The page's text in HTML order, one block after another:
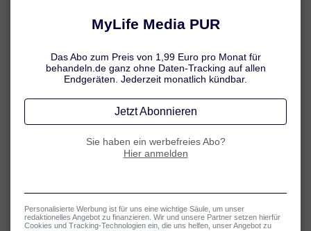
UNSERE AUTOREN
Gesundheit und Ernährung
Tatiana Schmid ist eine profilierte Fachjournalistin für Gesundheit,
Medizin und Ernährung mit über einem Jahrzehnt redaktioneller
Erfahrung. Ihr Studium der Ernährungswissenschaften an der
Justus-Liebig-Universität Gießen schloss sie als Diplom-
Nach Stationen bei renommierten Institutionen, darunter die